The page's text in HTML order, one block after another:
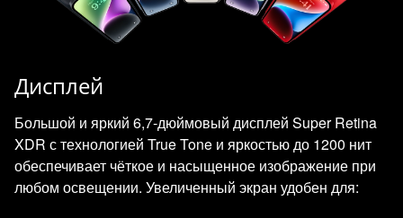
Дисплей
Большой и яркий 6,7‑дюймовый дисплей Super Retina
XDR с технологией True Tone и яркостью до 1200 нит
обеспечивает чёткое и насыщенное изображение при
любом освещении. Увеличенный экран удобен для: